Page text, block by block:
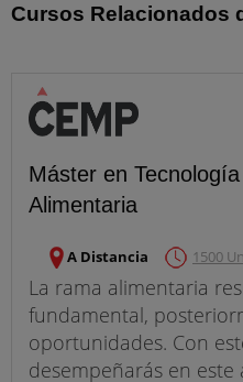
Cursos Relacionados
Máster en
Alimentaria
A Distancia 1500
La rama alimentaria
fundamental,
oportunidades. Con
desempeñarás en